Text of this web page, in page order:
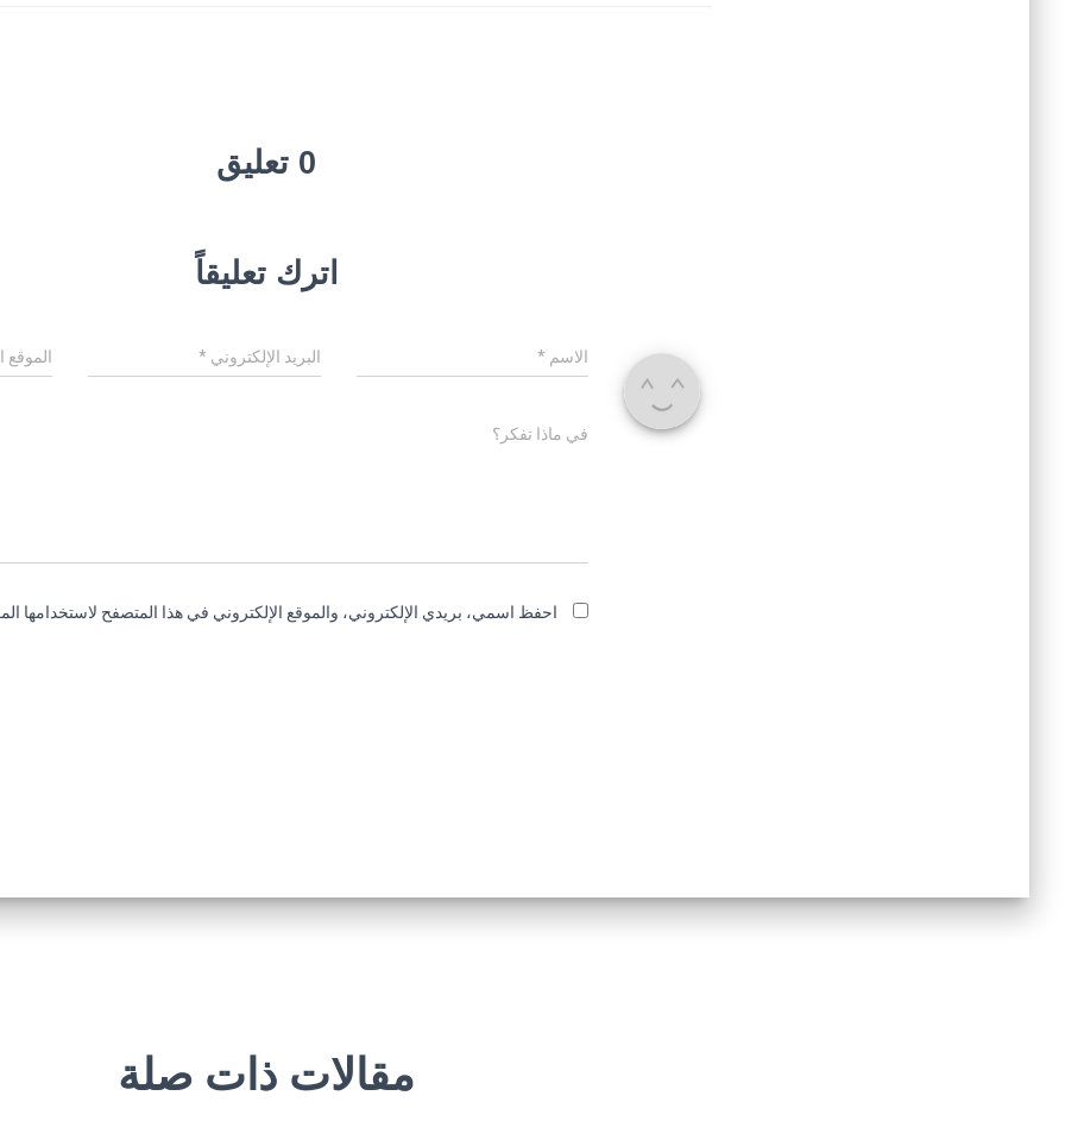
0 تعليق
اترك تعليقاً
الاسم * البريد الإلكتروني * الموقع
في ماذا تفكر؟
احفظ اسمي، بريدي الإلكتروني، والموقع الإلكتروني في هذا المتصفح لاستخدامها
مقالات ذات صلة